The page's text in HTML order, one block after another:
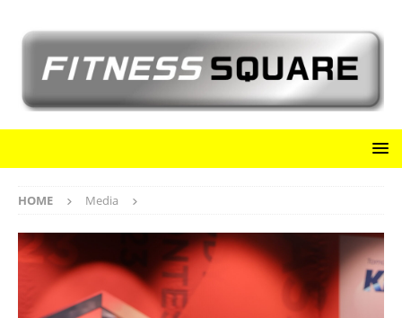
HOME Media